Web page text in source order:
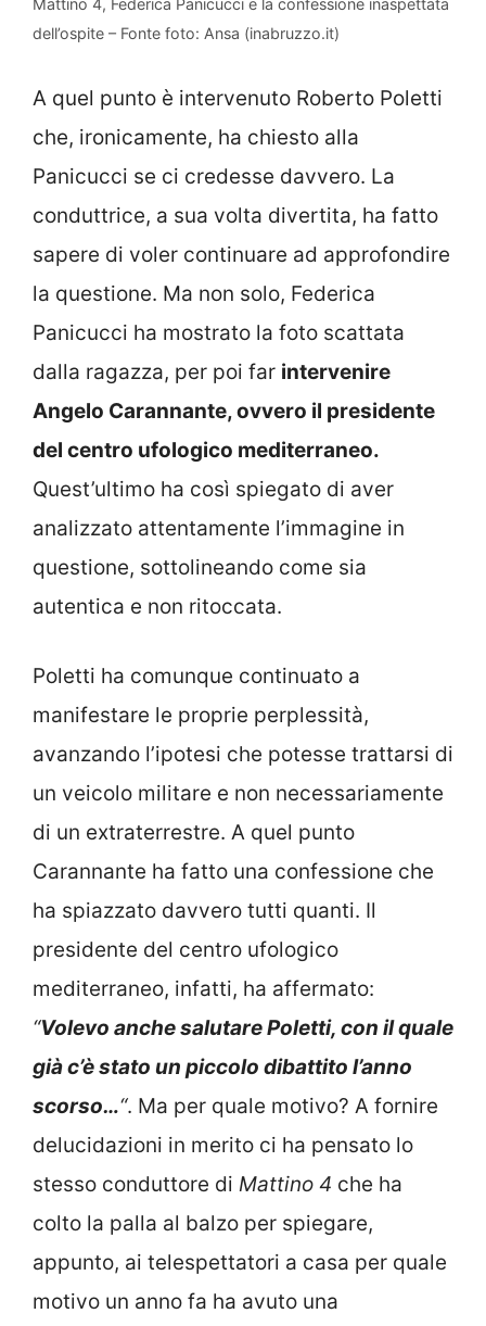
Mattino 4, Federica Panicucci e la confessione inaspettata
dell’ospite – Fonte foto: Ansa (inabruzzo.it)
A quel punto è intervenuto Roberto Poletti
che, ironicamente, ha chiesto alla
Panicucci se ci credesse davvero. La
conduttrice, a sua volta divertita, ha fatto
sapere di voler continuare ad approfondire
la questione. Ma non solo, Federica
Panicucci ha mostrato la foto scattata
dalla ragazza, per poi far intervenire
Angelo Carannante, ovvero il presidente
del centro ufologico mediterraneo.
Quest’ultimo ha così spiegato di aver
analizzato attentamente l’immagine in
questione, sottolineando come sia
autentica e non ritoccata.
Poletti ha comunque continuato a
manifestare le proprie perplessità,
avanzando l’ipotesi che potesse trattarsi di
un veicolo militare e non necessariamente
di un extraterrestre. A quel punto
Carannante ha fatto una confessione che
ha spiazzato davvero tutti quanti. Il
presidente del centro ufologico
mediterraneo, infatti, ha affermato:
“Volevo anche salutare Poletti, con il quale
già c’è stato un piccolo dibattito l’anno
scorso…“. Ma per quale motivo? A fornire
delucidazioni in merito ci ha pensato lo
stesso conduttore di Mattino 4 che ha
colto la palla al balzo per spiegare,
appunto, ai telespettatori a casa per quale
motivo un anno fa ha avuto una